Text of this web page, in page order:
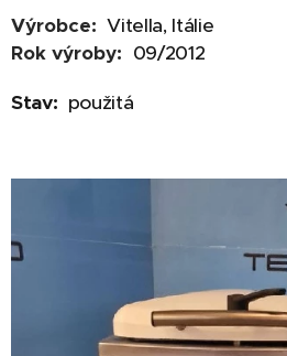
Výrobce: Vitella, Itálie
Rok výroby: 09/2012
Stav: použitá